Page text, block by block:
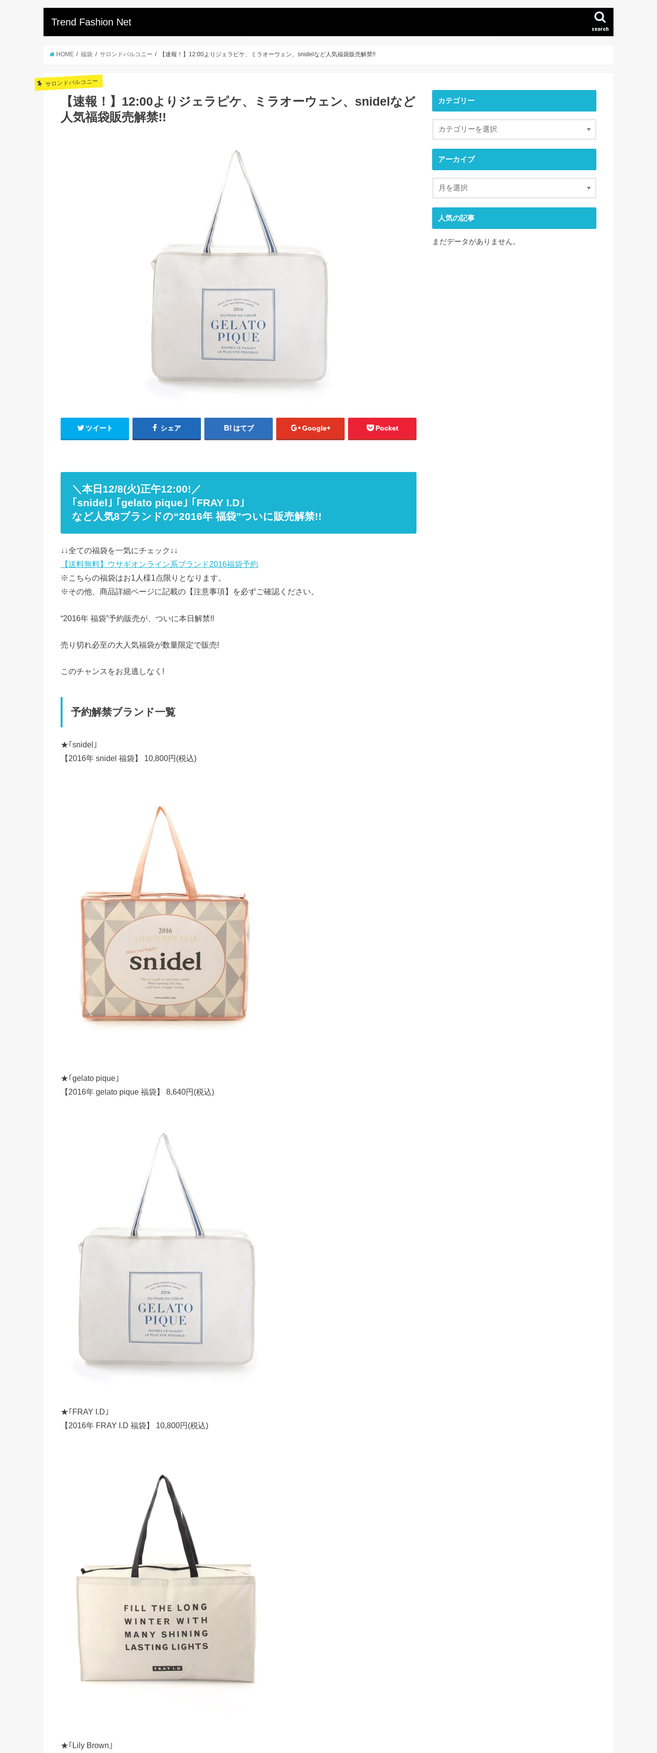
Trend Fashion Net
search
HOME 福袋 サロンドバルコニー 【速報！】12:00よりジェラピケ、ミラオーウェン、snidelなど人気福袋販売解禁!!
サロンドバルコニー
【速報！】12:00よりジェラピケ、ミラオーウェン、snidelなど
人気福袋販売解禁!!
ツイート シェア はてブ Google+ Pocket
＼本日12/8(火)正午12:00!／
｢snidel｣ ｢gelato pique｣ ｢FRAY I.D｣
など人気8ブランドの“2016年 福袋”ついに販売解禁!!
↓↓全ての福袋を一気にチェック↓↓
【送料無料】ウサギオンライン系ブランド2016福袋予約
※こちらの福袋はお1人様1点限りとなります。
※その他、商品詳細ページに記載の【注意事項】を必ずご確認ください。
“2016年 福袋”予約販売が、ついに本日解禁!!
売り切れ必至の大人気福袋が数量限定で販売!
このチャンスをお見逃しなく!
予約解禁ブランド一覧
★｢snidel｣
【2016年 snidel 福袋】 10,800円(税込)
★｢gelato pique｣
【2016年 gelato pique 福袋】 8,640円(税込)
★｢FRAY I.D｣
【2016年 FRAY I.D 福袋】 10,800円(税込)
★｢Lily Brown｣
カテゴリー
アーカイブ
人気の記事
まだデータがありません。